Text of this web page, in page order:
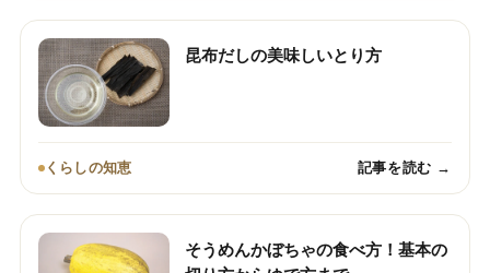
昆布だしの美味しいとり方
くらしの知恵 記事を読む →
そうめんかぼちゃの食べ方！基本の